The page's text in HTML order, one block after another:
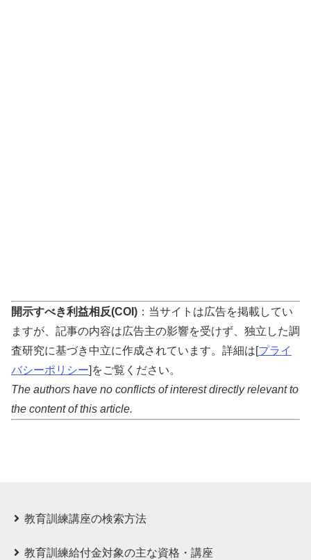
開示すべき利益相反(COI) ：当サイトは広告を掲載してい
ますが、記事の内容は広告主の影響を受けず、独立した調
査研究に基づき中立に作成されています。詳細は[プライ
バシーポリシー]をご覧ください。
The authors have no conflicts of interest directly relevant to
the content of this article.
教育訓練講座の検索方法
教育訓練給付⾦対象の主な資格・講座